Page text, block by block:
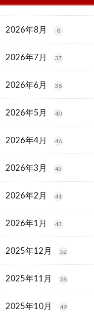
2026年8月 8
2026年7月 37
2026年6月 38
2026年5月 40
2026年4月 46
2026年3月 45
2026年2月 41
2026年1月 43
2025年12月 52
2025年11月 38
2025年10月 49